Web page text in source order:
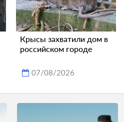
Крысы захватили дом в
российском городе
07/08/2026